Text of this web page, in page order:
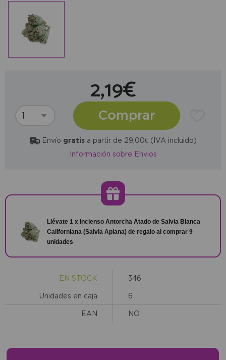
2,19€
Comprar
Envío gratisa partir de 29,00€ (IVA incluido)
Información sobre Envios
Llévate 1 x Incienso Antorcha Atado de Salvia Blanca
Californiana (Salvia Apiana) de regalo al comprar 9
unidades
EN STOCK 346
Unidades en caja 6
EAN NO